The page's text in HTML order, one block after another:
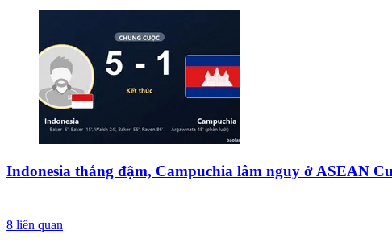
Indonesia thắng đậm, Campuchia lâm nguy ở ASEAN
8 liên quan